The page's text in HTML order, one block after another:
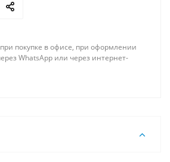
покупке в офисе, при оформлении
WhatsApp или через интернет-